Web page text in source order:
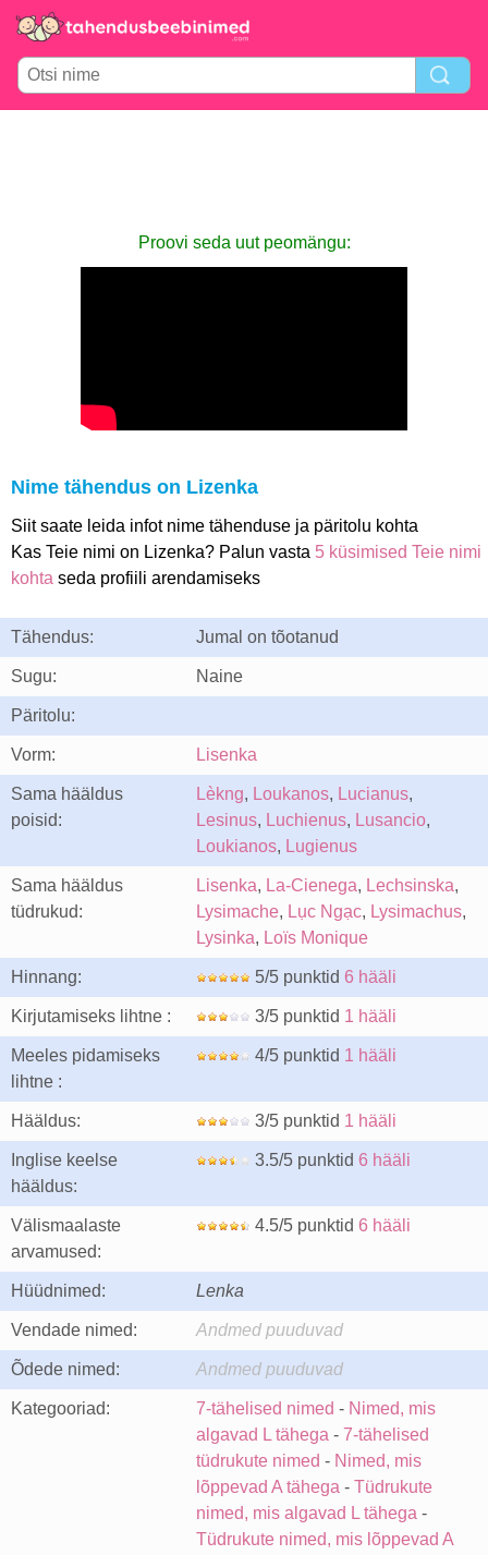
Proovi seda uut peomängu:
Nime tähendus on Lizenka
Siit saate leida infot nime tähenduse ja päritolu kohta
Kas Teie nimi on Lizenka? Palun vasta 5 küsimised Teie nimi
kohta seda profiili arendamiseks
Tähendus: Jumal on tõotanud
Sugu: Naine
Päritolu:
Vorm: Lisenka
Sama hääldus
poisid:
Lèkng, Loukanos, Lucianus,
Lesinus, Luchienus, Lusancio,
Loukianos, Lugienus
Sama hääldus
tüdrukud:
Lisenka, La-Cienega, Lechsinska,
Lysimache, Lục Ngạc, Lysimachus,
Lysinka, Loïs Monique
Hinnang: 5/5 punktid 6 hääli
Kirjutamiseks lihtne : 3/5 punktid 1 hääli
Meeles pidamiseks
lihtne :
4/5 punktid 1 hääli
Hääldus: 3/5 punktid 1 hääli
Inglise keelse
hääldus:
3.5/5 punktid 6 hääli
Välismaalaste
arvamused:
4.5/5 punktid 6 hääli
Hüüdnimed: Lenka
Vendade nimed: Andmed puuduvad
Õdede nimed: Andmed puuduvad
Kategooriad: 7-tähelised nimed - Nimed, mis
algavad L tähega - 7-tähelised
tüdrukute nimed - Nimed, mis
lõppevad A tähega - Tüdrukute
nimed, mis algavad L tähega -
Tüdrukute nimed, mis lõppevad A